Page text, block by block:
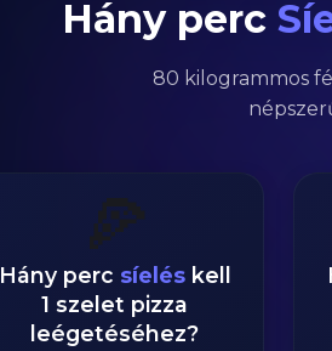
Hány perc
80 kilogrammos
🍕
Hány perc síeléskell
1 szelet pizza
leégetéséhez?